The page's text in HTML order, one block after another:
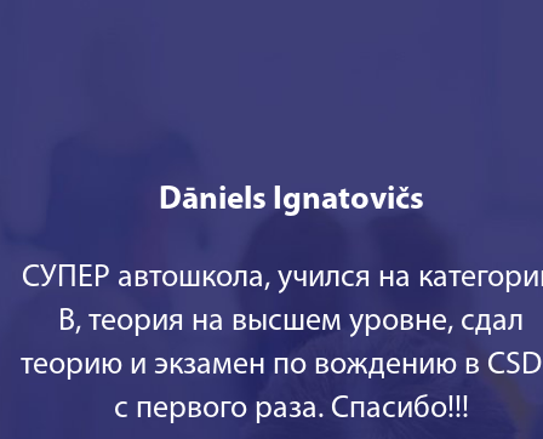
Dāniels Ignatovičs
СУПЕР автошкола, учился на
В, теория на высшем уровне, сдал
теорию и экзамен по вождению в
с первого раза. Спасибо!!!